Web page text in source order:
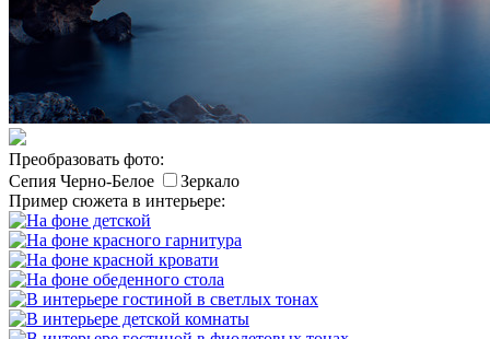
Преобразовать фото:
Сепия Черно-Белое
Зеркало
Пример сюжета в интерьере: